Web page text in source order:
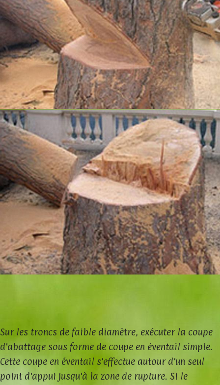
Sur les troncs de faible diamètre, exécuter la coupe
d'abattage sous forme de coupe en éventail simple.
Cette coupe en éventail s'effectue autour d'un seul
point d'appui jusqu'à la zone de rupture. Si le